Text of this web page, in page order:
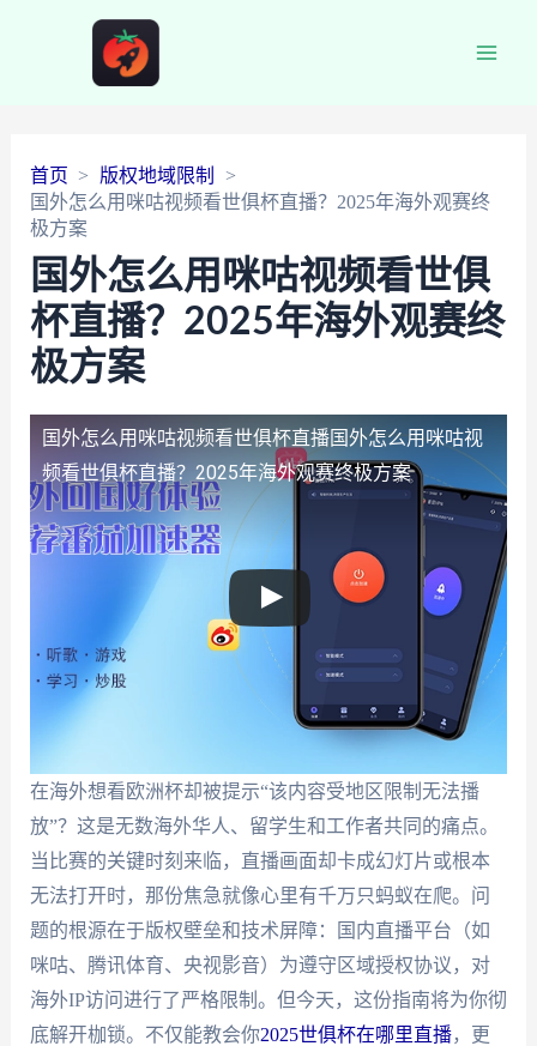
首页
版权地域限制
国外怎么用咪咕视频看世俱杯直播？2025年海外观赛终
极方案
国外怎么用咪咕视频看世俱
杯直播？2025年海外观赛终
极方案
国外怎么用咪咕视频看世俱杯直播国外怎么用咪咕视
频看世俱杯直播？2025年海外观赛终极方案
在海外想看欧洲杯却被提示“该内容受地区限制无法播
放”？这是无数海外华人、留学生和工作者共同的痛点。
当比赛的关键时刻来临，直播画面却卡成幻灯片或根本
无法打开时，那份焦急就像心里有千万只蚂蚁在爬。问
题的根源在于版权壁垒和技术屏障：国内直播平台（如
咪咕、腾讯体育、央视影音）为遵守区域授权协议，对
海外IP访问进行了严格限制。但今天，这份指南将为你彻
底解开枷锁。不仅能教会你2025世俱杯在哪里直播，更